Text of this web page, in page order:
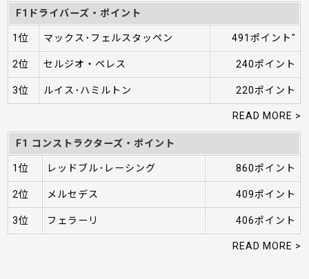
F1ドライバーズ・ポイント
1位 マックス･フェルスタッペン 491ポイント"
2位 セルジオ・ペレス 240ポイント
3位 ルイス･ハミルトン 220ポイント
READ MORE >
F1 コンストラクターズ・ポイント
1位 レッドブル･レーシング 860ポイント
2位 メルセデス 409ポイント
3位 フェラーリ 406ポイント
READ MORE >